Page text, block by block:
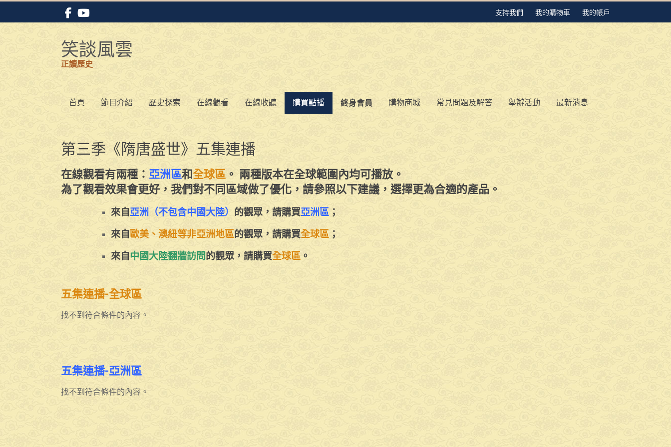
content
支持我們 我的購物車 我的帳戶
笑談風雲
正讀歷史
首頁 節目介紹 歷史探索 在線觀看 在線收聽 購買點播 終身會員 購物商城 常見問題及解答 舉辦活動 最新消息
第三季《隋唐盛世》五集連播
在線觀看有兩種： 亞洲區和全球區 。 兩種版本在全球範圍內均可播放。
為了觀看效果會更好，我們對不同區域做了優化，請參照以下建議，選擇更為合適的產品。
來自亞洲（不包含中國大陸） 的觀眾，請購買亞洲區 ；
來自歐美、澳紐等非亞洲地區的觀眾，請購買全球區 ；
來自中國大陸翻牆訪問的觀眾，請購買全球區 。
五集連播-全球區
找不到符合條件的內容。
五集連播-亞洲區
找不到符合條件的內容。